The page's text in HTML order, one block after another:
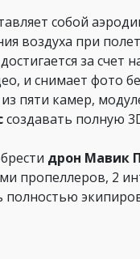
собой
воздуха при
за
и снимает фото
пяти камер,
создавать полную
дрон Мавик
пропеллеров, 2